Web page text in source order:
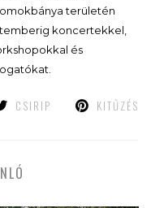
területén
koncertekkel,
és
KITŰZÉS
CSIRIP